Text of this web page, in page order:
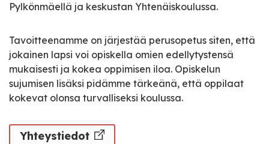
Pylkönmäellä ja keskustan Yhtenäiskoulussa.
Tavoitteenamme on järjestää perusopetus siten, että
jokainen lapsi voi opiskella omien edellytystensä
mukaisesti ja kokea oppimisen iloa. Opiskelun
sujumisen lisäksi pidämme tärkeänä, että oppilaat
kokevat olonsa turvalliseksi koulussa.
Yhteystiedot